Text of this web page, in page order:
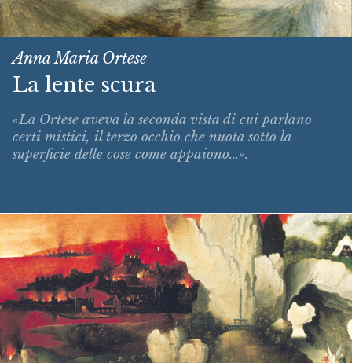
Anna Maria Ortese
La lente scura
«La Ortese aveva la seconda vista di cui parlano
certi mistici, il terzo occhio che nuota sotto la
superficie delle cose come appaiono...».